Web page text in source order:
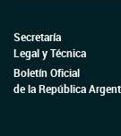
Secretaría
Legal y Técnica
Boletín Oficial
de la República